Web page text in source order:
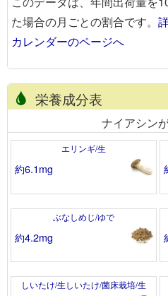
た場合の月ごとの割合です。
カレンダーのページへ
栄養成分表
ナイアシン
エリンギ/生
約6.1mg
ぶなしめじ/ゆで
約4.2mg
しいたけ/生しいたけ/菌床栽培/生